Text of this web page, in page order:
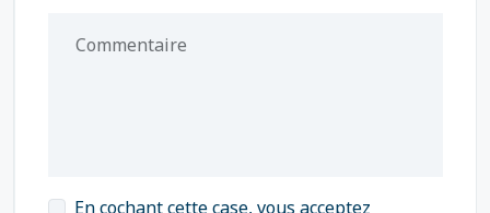
Commentaire
En cochant cette case, vous acceptez